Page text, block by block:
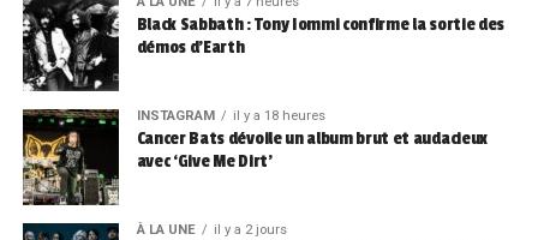
Black Sabbath : Tony Iommi confirme la sortie des
démos d’Earth
INSTAGRAM il y a 18 heures
Cancer Bats dévoile un album brut et audacieux
avec ‘Give Me Dirt’
À LA UNE il y a 2 jours